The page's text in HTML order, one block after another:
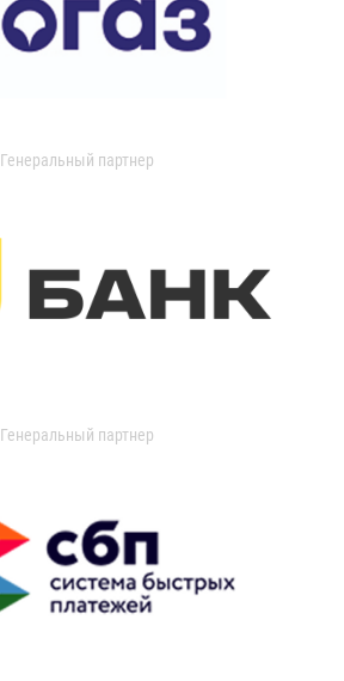
Генеральный партнер
Генеральный партнер